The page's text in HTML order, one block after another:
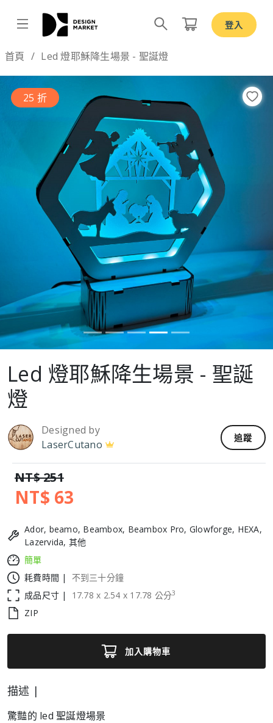
登入
首頁 Led 燈耶穌降生場景 - 聖誕燈
25 折
Previous
Led 燈耶穌降生場景 - 聖誕
燈
Designed by
LaserCutano
追蹤
NT$ 251
NT$ 63
Ador, beamo, Beambox, Beambox Pro, Glowforge, HEXA,
Lazervida, 其他
簡單
耗費時間 |
不到三十分鐘
成品尺寸 |
17.78 x 2.54 x 17.78 公分3
ZIP
加入購物車
描述 |
驚豔的 led 聖誕燈場景